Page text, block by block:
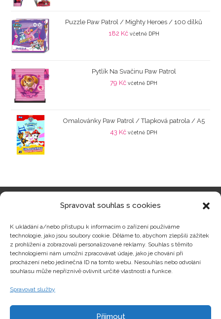
Spravovat souhlas s cookies
K ukládání a/nebo přístupu k informacím o zařízení používáme
technologie, jako jsou soubory cookie. Děláme to, abychom zlepšili zážitek
z prohlížení a zobrazovali personalizované reklamy. Souhlas s těmito
technologiemi nám umožní zpracovávat údaje, jako je chování při
procházení nebo jedinečná ID na tomto webu. Nesouhlas nebo odvolání
souhlasu může nepříznivě ovlivnit určité vlastnosti a funkce.
Spravovat služby
Přijmout
Puzzle Paw Patrol / Mighty Heroes / 100 dílků
182 Kč včetně DPH
Pytlík Na Svačinu Paw Patrol
79 Kč včetně DPH
Omalovánky Paw Patrol / Tlapková patrola / A5
43 Kč včetně DPH
Zajímavosti
Kontakty